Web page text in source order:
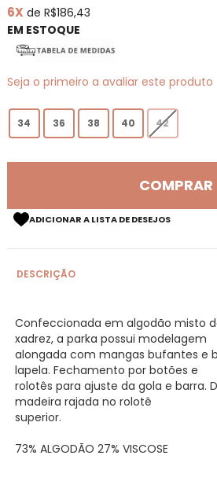
6X de R$186,43
EM ESTOQUE
Seja o primeiro a avaliar este produto
34 36 38 40 42
COMPRAR
ADICIONAR A LISTA DE DESEJOS
DESCRIÇÃO
Confeccionada em algodão misto
xadrez, a parka possui modelagem
alongada com mangas bufantes e
lapela. Fechamento por botões e
rolotês para ajuste da gola e barra.
madeira rajada no rolotê
superior.
73% ALGODÃO 27% VISCOSE
de
imagens